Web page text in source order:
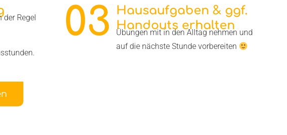
Regel
03 Hausaufgaben & ggf.
Handouts erhalten
Übungen mit in den Alltag nehmen und
auf die nächste Stunde vorbereiten